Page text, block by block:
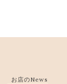
お店のNews